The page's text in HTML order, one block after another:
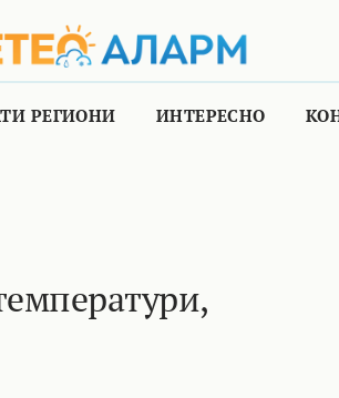
РЕГИОНИ ИНТЕРЕСНО